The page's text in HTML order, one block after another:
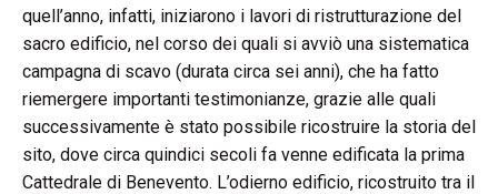
quell’anno, infatti, iniziarono i lavori di ristrutturazione del
sacro edificio, nel corso dei quali si avviò una sistematica
campagna di scavo (durata circa sei anni), che ha fatto
riemergere importanti testimonianze, grazie alle quali
successivamente è stato possibile ricostruire la storia del
sito, dove circa quindici secoli fa venne edificata la prima
Cattedrale di Benevento. L’odierno edificio, ricostruito tra il